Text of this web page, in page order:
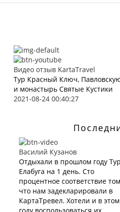
Видео отзыв KartaTravel
Тур Красный Ключ,
и монастырь Святые Кустики
2021-08-24 00:40:27
Василий Кузанов
Отдыхали в прошлом году Тур
Елабуга на 1 день. Сто
процентное соответствие
что нам задекларировали в
КартаТревел. Хотели и в этом